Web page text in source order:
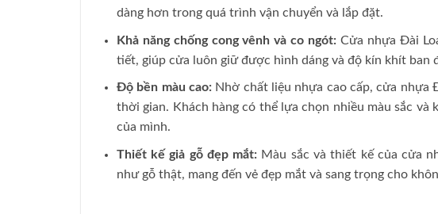
dàng hơn trong quá trình vận chuyển và lắp đặt.
Khả năng chống cong vênh và co ngót: Cửa nhựa Đài
tiết, giúp cửa luôn giữ được hình dáng và độ kín khít ban
Độ bền màu cao:Nhờ chất liệu nhựa cao cấp, cửa nhựa
thời gian. Khách hàng có thể lựa chọn nhiều màu sắc
của mình.
Thiết kế giả gỗ đẹp mắt: Màu sắc và thiết kế của cửa
như gỗ thật, mang đến vẻ đẹp mắt và sang trọng cho